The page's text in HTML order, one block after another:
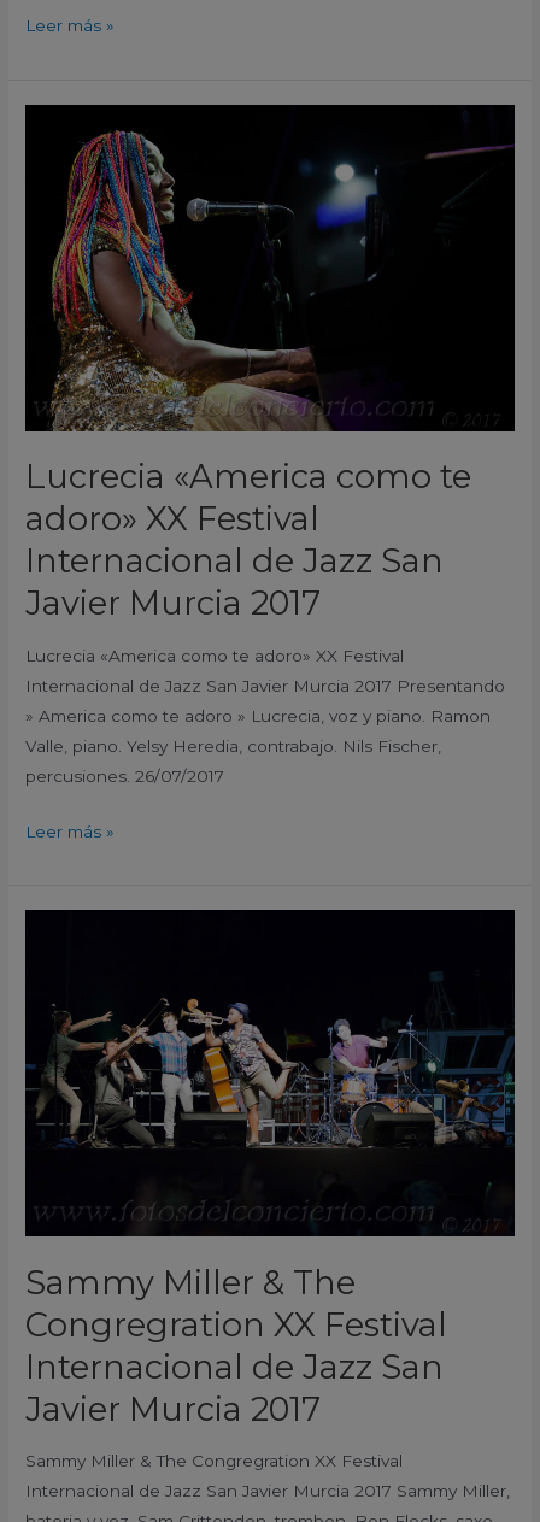
Leer más »
Lucrecia «America como te
adoro» XX Festival
Internacional de Jazz San
Javier Murcia 2017
Lucrecia «America como te adoro» XX Festival
Internacional de Jazz San Javier Murcia 2017 Presentando
» America como te adoro » Lucrecia, voz y piano. Ramon
Valle, piano. Yelsy Heredia, contrabajo. Nils Fischer,
percusiones. 26/07/2017
«America
como
adoro»
Festival
Internacional
Jazz
San
Murcia
2017
Leer más »
Sammy Miller & The
Congregration XX Festival
Internacional de Jazz San
Javier Murcia 2017
Sammy Miller & The Congregration XX Festival
Internacional de Jazz San Javier Murcia 2017 Sammy Miller,
The
Congregration
XX
Festival
Internacional
San
Murcia
2017